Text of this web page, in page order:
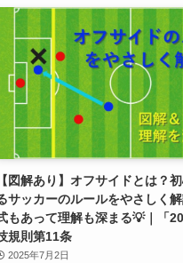
【図解あり】オフサイドとは？
サッカーのルールをやさしく
もあって理解も深まる💡｜「
規則第11条
2025年7月2日